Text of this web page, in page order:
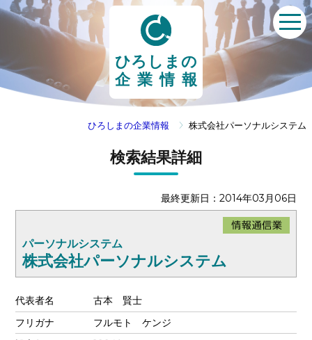
ひろしまの
企業情報
ひろしまの企業情報 株式会社パーソナルシステム
検索結果詳細
最終更新日：2014年03月06日
パーソナルシステム
株式会社パーソナルシステム
代表者名
古本 賢士
フリガナ
フルモト ケンジ